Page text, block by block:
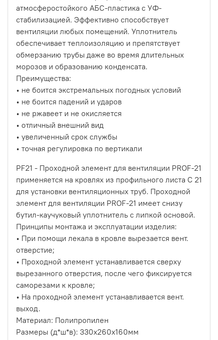
атмосферостойкого АБС-пластика с УФ-
стабилизацией. Эффективно способствует
вентиляции любых помещений. Уплотнитель
обеспечивает теплоизоляцию и препятствует
обмерзанию трубы даже во время длительных
морозов и образованию конденсата.
Преимущества:
• не боится экстремальных погодных условий
• не боится падений и ударов
• не ржавеет и не окисляется
• отличный внешний вид
• увеличенный срок службы
• точная регулировка по вертикали
PF21 - Проходной элемент для вентиляции PROF-21
применяется на кровлях из профильного листа С 21
для установки вентиляционных труб. Проходной
элемент для вентиляции PROF-21 имеет снизу
бутил-каучуковый уплотнитель с липкой основой.
Принципы монтажа и эксплуатации изделия:
• При помощи лекала в кровле вырезается вент.
отверстие;
• Проходной элемент устанавливается сверху
вырезанного отверстия, после чего фиксируется
саморезами к кровле;
• На проходной элемент устанавливается вент.
выход.
Материал: Полипропилен
Размеры (д*ш*в): 330х260х160мм